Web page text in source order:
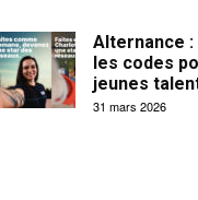
Alternance :
les codes
jeunes
31 mars 2026